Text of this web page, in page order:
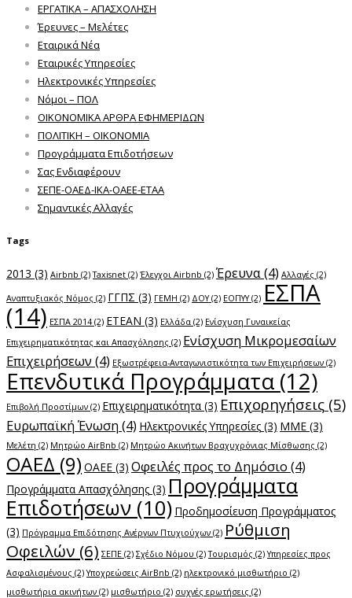
ΕΡΓΑΤΙΚΑ – ΑΠΑΣΧΟΛΗΣΗ
Έρευνες – Μελέτες
Εταιρικά Νέα
Εταιρικές Υπηρεσίες
Ηλεκτρονικές Υπηρεσίες
Νόμοι – ΠΟΛ
ΟΙΚΟΝΟΜΙΚΑ ΑΡΘΡΑ ΕΦΗΜΕΡΙΔΩΝ
ΠΟΛΙΤΙΚΗ – ΟΙΚΟΝΟΜΙΑ
Προγράμματα Επιδοτήσεων
Σας Ενδιαφέρουν
ΣΕΠΕ-ΟΑΕΔ-ΙΚΑ-ΟΑΕΕ-ΕΤΑΑ
Σημαντικές Αλλαγές
Tags
2013 (3) Airbnb (2) Taxisnet (2) Έλεγχοι Airbnb (2) Έρευνα(4) Αλλαγές (2)
Αναπτυξιακός Νόμος (2) ΓΓΠΣ (3) ΓΕΜΗ (2) ΔΟΥ(2) ΕΟΠΥΥ(2) ΕΣΠΑ
(14) ΕΣΠΑ 2014 (2) ΕΤΕΑΝ (3) Ελλάδα (2) Ενίσχυση Γυναικείας
Επιχειρηματικότητας και Απασχόλησης (2) Ενίσχυση Μικρομεσαίων
Επιχειρήσεων (4) Εξωστρέφεια-Ανταγωνιστικότητα των Επιχειρήσεων (2)
Επενδυτικά Προγράμματα (12)
Επιβολή Προστίμων (2) Επιχειρηματικότητα (3) Επιχορηγήσεις (5)
Ευρωπαϊκή Ένωση(4) Ηλεκτρονικές Υπηρεσίες (3) ΜΜΕ (3)
Μελέτη (2) Μητρώο AirBnb (2) Μητρώο Ακινήτων Βραχυχρόνιας Μίσθωσης (2)
ΟΑΕΔ (9) ΟΑΕΕ (3) Οφειλές προς το Δημόσιο (4)
Προγράμματα Απασχόλησης (3) Προγράμματα
Επιδοτήσεων (10) Προδημοσίευση Προγράμματος
(3) Πρόγραμμα Επιδότησης Ανέργων Πτυχιούχων (2) Ρύθμιση
Οφειλών (6) ΣΕΠΕ (2) Σχέδιο Νόμου (2) Τουρισμός (2) Υπηρεσίες προς
Ασφαλισμένους (2) Υποχρεώσεις AirBnb (2) ηλεκτρονικό μισθωτήριο (2)
μισθωτήρια ακινήτων (2) μισθωτήριο (2) συχνές ερωτήσεις (2)